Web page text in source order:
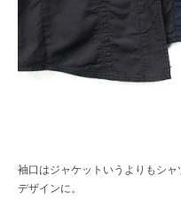
袖口はジャケットいうよりもシ
デザインに。